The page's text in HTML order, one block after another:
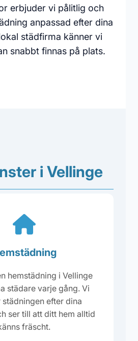
erbjuder vi pålitlig och
anpassad efter dina
städfirma känner vi
snabbt finnas på plats.
i Vellinge
hemstädning i Vellinge
städare varje gång. Vi
städningen efter dina
ser till att ditt hem alltid
fräscht.